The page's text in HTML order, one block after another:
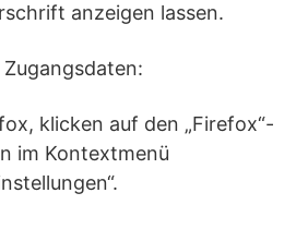
anzeigen lassen.
klicken auf den „Firefox“-
im Kontextmenü